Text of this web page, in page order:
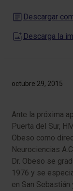
octubre 29, 2015
Ante la próxima
Puerta del Sur,
Obeso como
Neurociencias
Dr. Obeso se
1976 y se
en San
Descargar
Descarga la